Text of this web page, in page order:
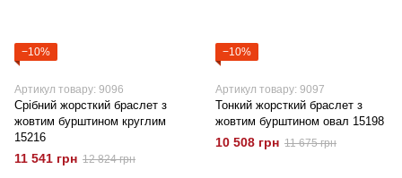
−10%
Артикул товару: 9096
Срібний жорсткий браслет з
жовтим бурштином круглим
15216
11 541 грн 12 824 грн
−10%
Артикул товару: 9097
Тонкий жорсткий браслет з
жовтим бурштином овал 15198
10 508 грн 11 675 грн